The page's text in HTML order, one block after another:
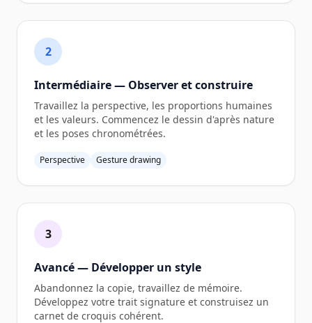
2
Intermédiaire — Observer et construire
Travaillez la perspective, les proportions humaines
et les valeurs. Commencez le dessin d'après nature
et les poses chronométrées.
Perspective Gesture drawing
3
Avancé — Développer un style
Abandonnez la copie, travaillez de mémoire.
Développez votre trait signature et construisez un
carnet de croquis cohérent.